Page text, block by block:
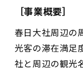
［事業概要］
春日大社周辺の
光客の滞在満足
社と周辺の観光